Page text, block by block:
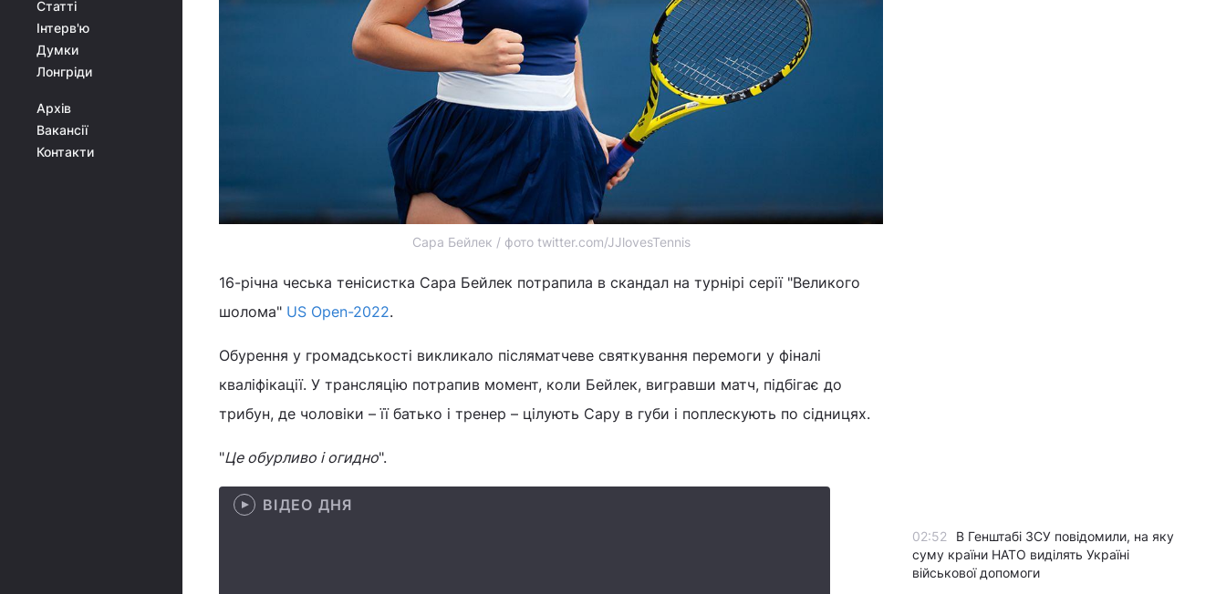
Статті
Інтерв'ю
Думки
Лонгріди
Архів
Вакансії
Контакти
Сара Бейлек / фото twitter.com/JJlovesTennis
16-річна чеська тенісистка Сара Бейлек потрапила в скандал на турнірі серії "Великого
шолома" US Open-2022.
Обурення у громадськості викликало післяматчеве святкування перемоги у фіналі
кваліфікації. У трансляцію потрапив момент, коли Бейлек, вигравши матч, підбігає до
трибун, де чоловіки – її батько і тренер – цілують Сару в губи і поплескують по сідницях.
"Це обурливо і огидно".
ВІДЕО ДНЯ
02:52
В Генштабі ЗСУ повідомили, на яку
суму країни НАТО виділять Україні
військової допомоги